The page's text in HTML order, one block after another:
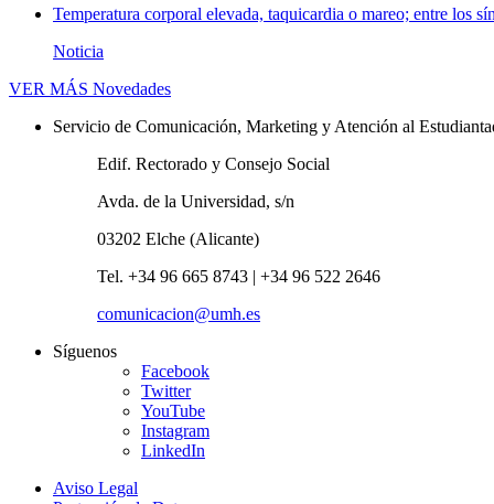
Temperatura corporal elevada, taquicardia o mareo; entre los
Noticia
VER MÁS Novedades
Servicio de Comunicación, Marketing y Atención al
Edif. Rectorado y Consejo Social
Avda. de la Universidad, s/n
03202 Elche (Alicante)
Tel. +34 96 665 8743 | +34 96 522 2646
comunicacion@umh.es
Síguenos
Facebook
Twitter
YouTube
Instagram
LinkedIn
Aviso Legal